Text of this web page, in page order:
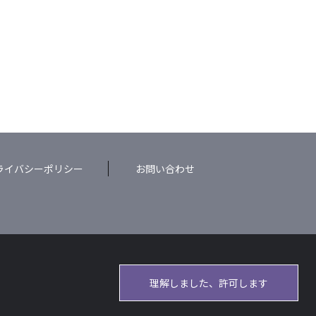
イバシーポリシー お問い合わせ
理解しました、許可します